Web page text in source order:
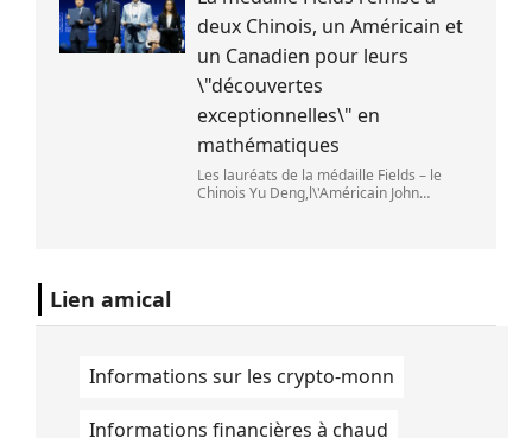
FRANCEINFO)
deux Chinois, un Américain et
un Canadien pour leurs
\"découvertes
exceptionnelles\" en
mathématiques
Les lauréats de la médaille Fields – le
Chinois Yu Deng,l\'Américain John
Lien amical
Informations sur les crypto-monn
Informations financières à chaud